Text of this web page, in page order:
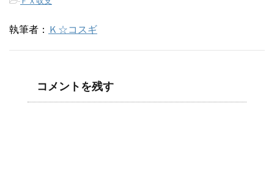
執筆者： Ｋ☆コスギ
コメントを残す